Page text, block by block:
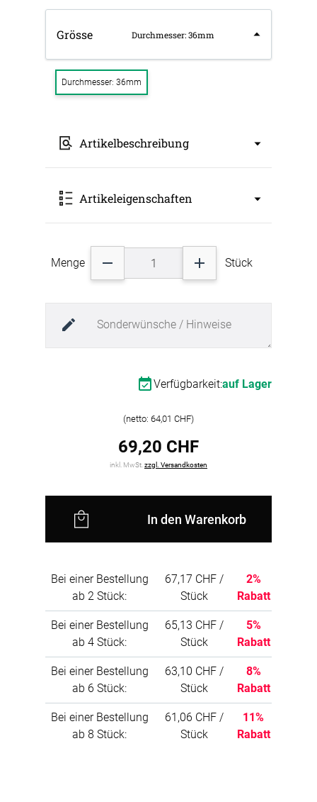
Grösse Durchmesser: 36mm
Durchmesser: 36mm
Artikelbeschreibung
Befestigungsset für jeden Untergrund an. Diese
Räume mit Glaswänden, zum Beispiel
Konferenzräume, mit Schallabsorbern zu
versehen. Im Set sind zwei Magnete enthalten.
Artikeleigenschaften
Art: QP Zubehör
Farbbezeichnung: Blau 5005
Farbgruppe: blau
Menge Stück
Verfügbarkeit:auf Lager
(netto: 64,01 CHF)
69,20 CHF
inkl. MwSt.zzgl. Versandkosten
In den Warenkorb
Bei einer Bestellung
ab 2 Stück:
67,17 CHF /
Stück
2%
Rabatt
Bei einer Bestellung
ab 4 Stück:
65,13 CHF /
Stück
5%
Rabatt
Bei einer Bestellung
ab 6 Stück:
63,10 CHF /
Stück
8%
Rabatt
Bei einer Bestellung
ab 8 Stück:
61,06 CHF /
Stück
11%
Rabatt